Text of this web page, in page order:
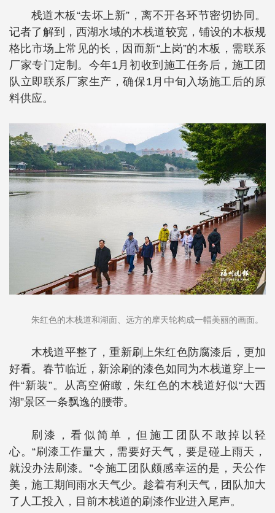
栈道木板“去坏上新”，离不开各环节密切协同。
记者了解到，西湖水域的木栈道较宽，铺设的木板规
格比市场上常见的长，因而新“上岗”的木板，需联系
厂家专门定制。今年1月初收到施工任务后，施工团
队立即联系厂家生产，确保1月中旬入场施工后的原
料供应。
朱红色的木栈道和湖面、远方的摩天轮构成一幅美丽的画面。
木栈道平整了，重新刷上朱红色防腐漆后，更加
好看。春节临近，新涂刷的漆色如同为木栈道穿上一
件“新装”。从高空俯瞰，朱红色的木栈道好似“大西
湖”景区一条飘逸的腰带。
刷漆，看似简单，但施工团队不敢掉以轻
心。“刷漆工作量大，需要好天气，要是碰上雨天，
就没办法刷漆。”令施工团队颇感幸运的是，天公作
美，施工期间雨水天气少。趁着有利天气，团队加大
了人工投入，目前木栈道的刷漆作业进入尾声。